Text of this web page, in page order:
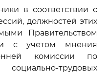
в соответствии с
должностей этих
Правительством
с учетом мнения
комиссии по
трудовых